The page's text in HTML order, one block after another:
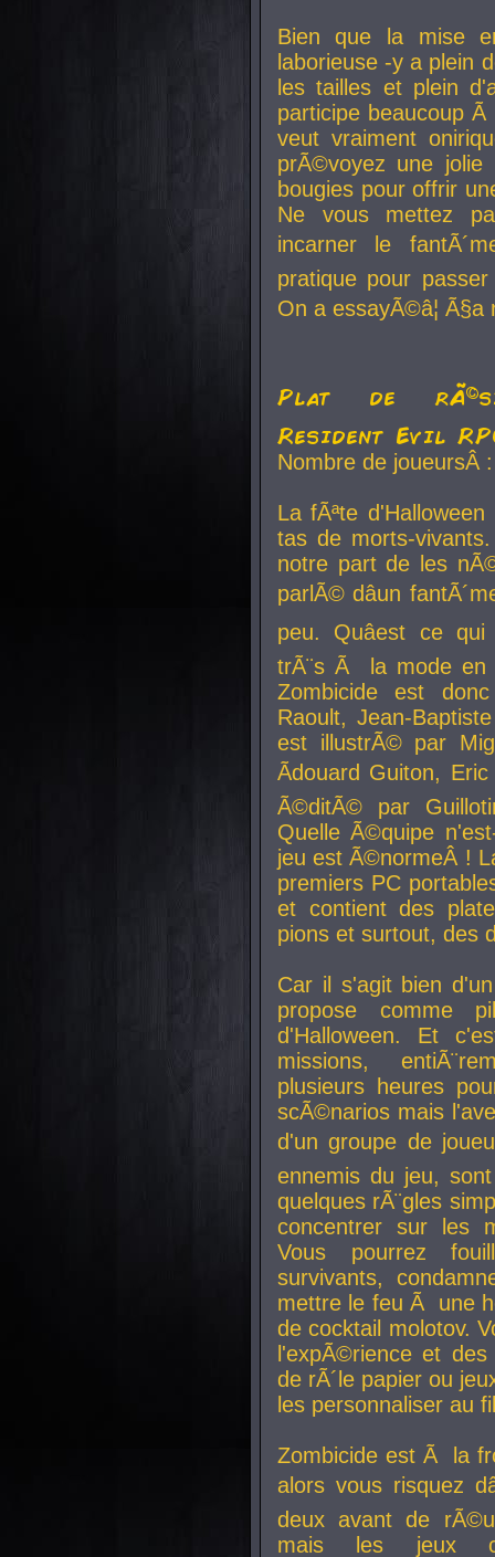
Bien que la mise
laborieuse -y a plein
les tailles et plein
participe beaucoup
veut vraiment
prÃ©voyez une
bougies pour offrir
Ne vous mettez
incarner le
pratique pour
On a essayÃ©â¦
Plat de
Resident Evil
Nombre de
La fÃªte
tas de morts-
notre part de les
parlÃ© dâun
peu. Quâest ce
trÃ¨s Ã la mode en
Zombicide est
Raoult, Jean-
est illustrÃ© par
Ãdouard Guiton,
Ã©ditÃ© par
Quelle Ã©quipe
jeu est Ã©normeÂ !
premiers PC
et contient des
pions et surtout, des
Car il s'agit bien
propose comme
d'Halloween. Et
missions,
plusieurs heures
scÃ©narios mais
d'un groupe de
ennemis du jeu,
quelques rÃ¨gles
concentrer sur les
Vous pourrez
survivants,
mettre le feu Ã une
de cocktail molotov.
l'expÃ©rience et
de rÃ´le papier ou
les personnaliser au
Zombicide est Ã la
alors vous risquez
deux avant de
mais les jeux